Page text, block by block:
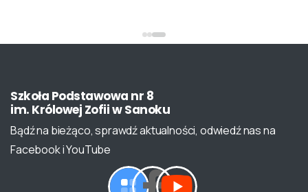
Szkoła Podstawowa nr 8
im. Królowej ZofiiwSanoku
Bądź na bieżąco, sprawdź aktualności, odwiedź nas na
Facebook i YouTube